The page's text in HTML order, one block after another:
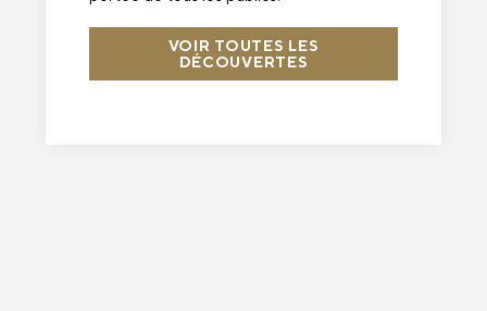
VOIR TOUTES LES
DÉCOUVERTES